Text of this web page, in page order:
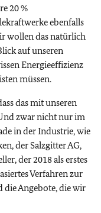
20 %
ebenfalls
wollen das natürlich
auf unseren
Energieeffizienz
müssen.
das mit unseren
zwar nicht nur im
in der Industrie, wie
der Salzgitter AG,
der 2018 als erstes
Verfahren zur
die Angebote, die wir